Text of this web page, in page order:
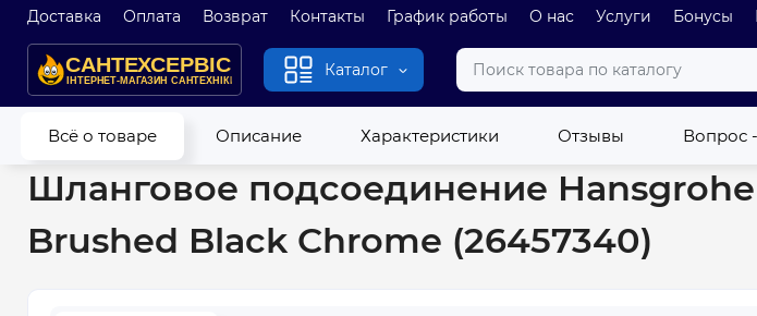
Доставка Оплата Возврат Контакты График работы О нас Услуги Бонусы
Каталог
Всё о товаре Описание Характеристики Отзывы Вопрос
Главная Новые Шланговое подсоединение Hansgrohe FixFit E с обратным клапаном, Brushed
Шланговое подсоединение
Brushed Black Chrome (26457340)